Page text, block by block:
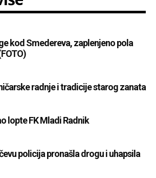
kod Smedereva, zaplenjeno pola
radnje i tradicije starog zanata
lopte FK Mladi Radnik
policija pronašla drogu i uhapsila